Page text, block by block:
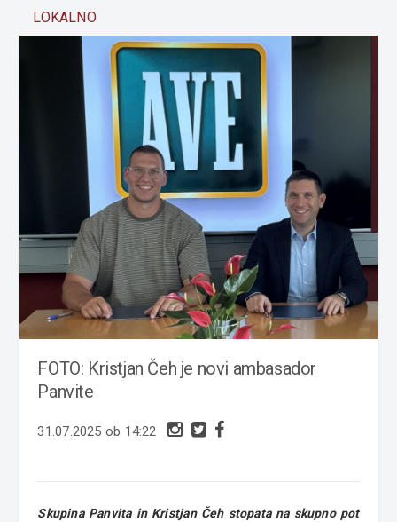
LOKALNO
FOTO: Kristjan Čeh je novi ambasador
Panvite
31.07.2025 ob 14:22
Skupina Panvita in Kristjan Čeh stopata na skupno pot